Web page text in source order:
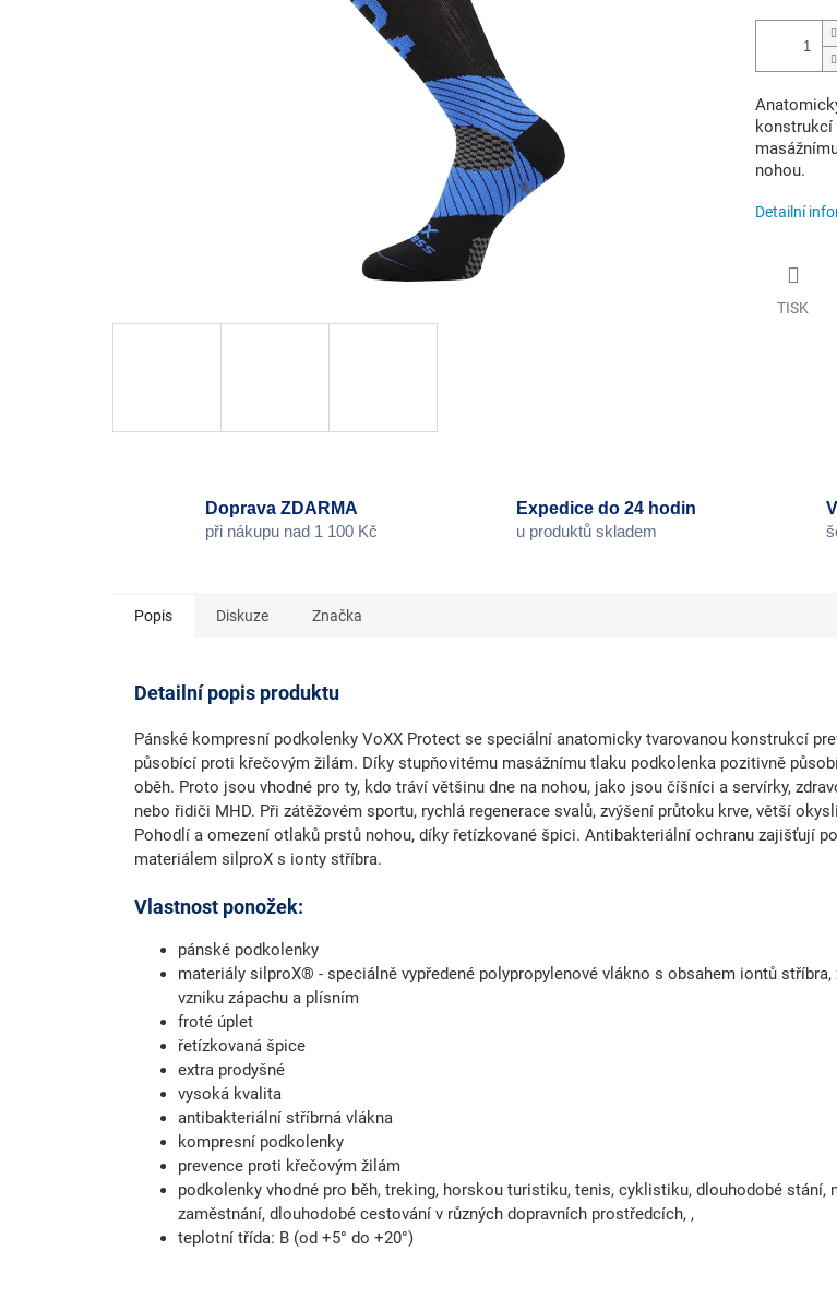
konstrukcí
nohou.
Detailní
TISK
Doprava ZDARMA
při nákupu nad 1 100 Kč
Expedice do 24 hodin
u produktů skladem
Popis Diskuze Značka
Detailní popis produktu
Pánské kompresní podkolenky VoXX Protect se speciální anatomicky tvarovanou konstrukcí
působící proti křečovým žilám. Díky stupňovitému masážnímu tlaku podkolenka pozitivně
oběh. Proto jsou vhodné pro ty, kdo tráví většinu dne na nohou, jako jsou číšníci a servírky,
nebo řidiči MHD. Při zátěžovém sportu, rychlá regenerace svalů, zvýšení průtoku krve, větší
Pohodlí a omezení otlaků prstů nohou, díky řetízkované špici. Antibakteriální ochranu zajišťují
materiálem silproX s ionty stříbra.
Vlastnost ponožek:
pánské podkolenky
materiály silproX® - speciálně vypředené polypropylenové vlákno s obsahem iontů stříbra,
vzniku zápachu a plísním
froté úplet
řetízkovaná špice
extra prodyšné
vysoká kvalita
antibakteriální stříbrná vlákna
kompresní podkolenky
prevence proti křečovým žilám
podkolenky vhodné pro běh, treking, horskou turistiku, tenis, cyklistiku, dlouhodobé stání,
zaměstnání, dlouhodobé cestování v různých dopravních prostředcích, ,
teplotní třída: B (od +5° do +20°)